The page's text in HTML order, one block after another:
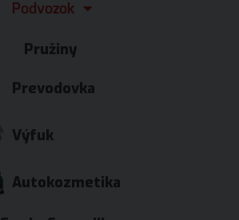
Podvozok
Pružiny
Prevodovka
Výfuk
Autokozmetika